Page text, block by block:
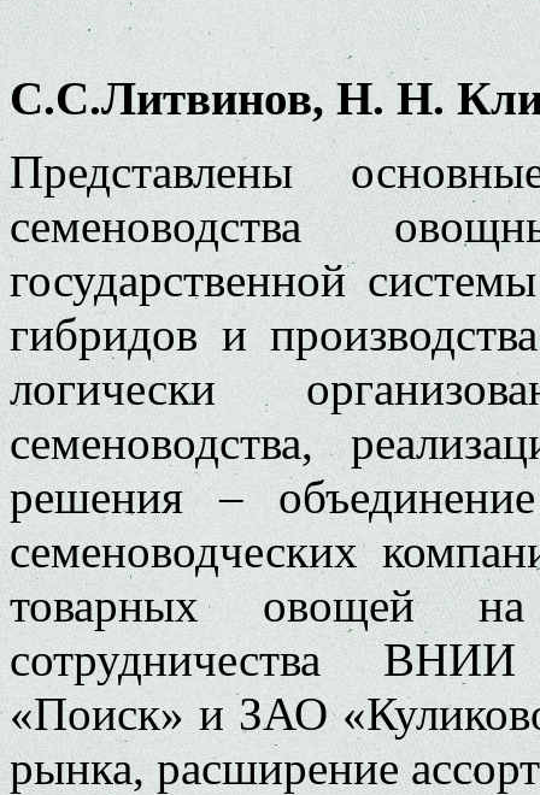
C.С.Литвинов, Н. Н.
Представлены
семеноводства
государственной
гибридов и
логически
семеноводства,
решения –
семеноводческих
товарных овощей на
сотрудничества
«Поиск» и ЗАО
рынка, расширение